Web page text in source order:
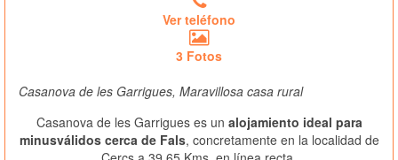
Ver teléfono
3 Fotos
Casanova de les Garrigues, Maravillosa casa rural
Casanova de les Garrigues es un alojamiento ideal para
minusválidos cerca de Fals, concretamente en la localidad de